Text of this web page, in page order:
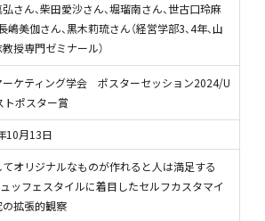
さん、柴田愛沙さん、堀瑠南さん、世古口玲麻
嶋美伽さん、黒木莉琉さん（経営学部3、4年、山
授専門ゼミナール）
ーケティング学会 ポスターセッション2024/U
トポスター賞
10月13日
てオリジナルなものが作れると人は満足する
ッフェスタイルに着目したセルフカスタマイ
の拡張的観察